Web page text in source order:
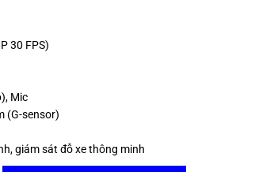
30 FPS)
Mic
(G-sensor)
giám sát đỗ xe thông minh